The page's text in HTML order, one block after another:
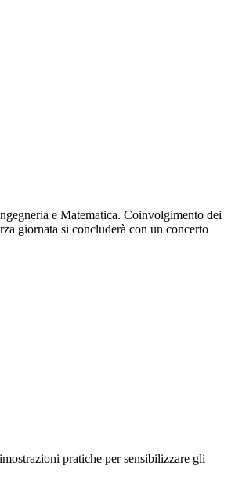
e Matematica. Coinvolgimento dei
giornata si concluderà con un concerto
pratiche per sensibilizzare gli